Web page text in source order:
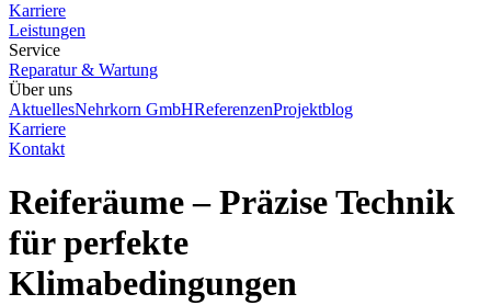
Karriere
Leistungen
Service
Reparatur & Wartung
Über uns
AktuellesNehrkorn GmbHReferenzenProjektblog
Karriere
Kontakt
Reiferäume – Präzise Technik
für perfekte
Klimabedingungen